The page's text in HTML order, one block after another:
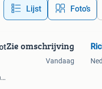
Lijst Foto’s
Zie omschrijving
Vandaag